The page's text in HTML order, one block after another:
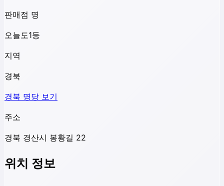
판매점 명
오늘도1등
지역
경북
경북 명당 보기
주소
경북 경산시 봉황길 22
위치 정보